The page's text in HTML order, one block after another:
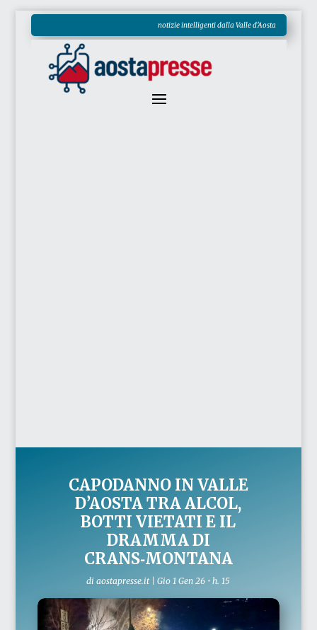
notizie intelligenti dalla Valle d'Aosta
CAPODANNO IN VALLE
D’AOSTA TRA ALCOL,
BOTTI VIETATI E IL
DRAMMA DI
CRANS‑MONTANA
diaostapresse.it |Gio 1 Gen 26 • h. 15